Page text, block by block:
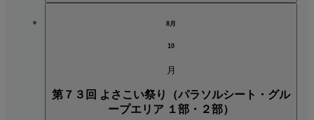
8月
10
月
第７３回 よさこい祭り（パラソルシート・グル
ープエリア １部・２部）